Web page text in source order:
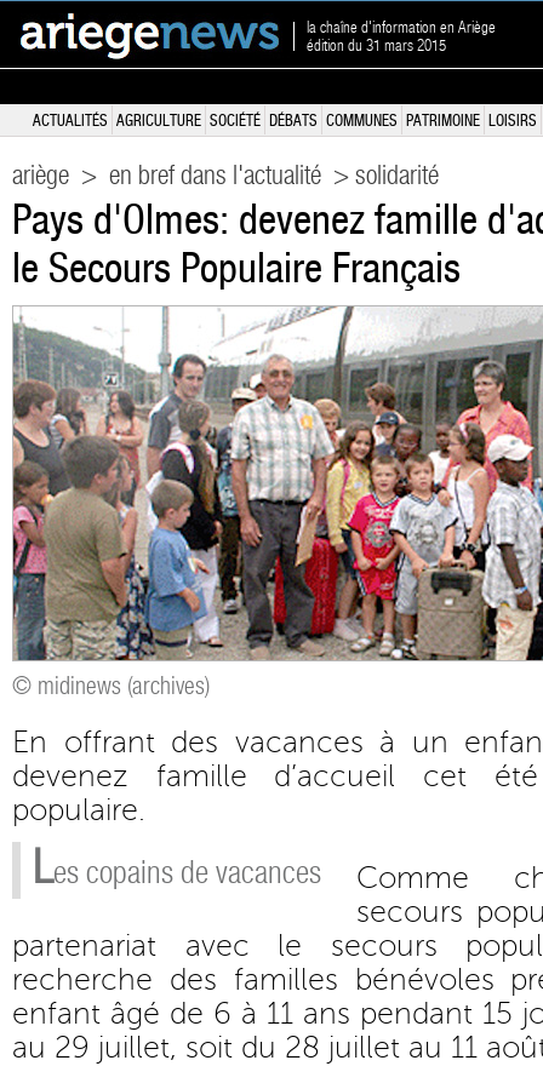
la chaîne d'information en Ariège
édition du 31 mars 2015
ACTUALITÉS AGRICULTURE SOCIÉTÉ DÉBATS COMMUNES PATRIMOINE LOISIRS
ariège > en bref dans l'actualité > solidarité
Pays d'Olmes: devenez famille
le Secours Populaire Français
© midinews (archives)
En offrant des vacances à un
devenez famille d’accueil cet
populaire.
Les copains de vacances
Comme
secours
partenariat avec le secours
recherche des familles bénévoles
enfant âgé de 6 à 11 ans pendant 15
au 29 juillet, soit du 28 juillet au 11